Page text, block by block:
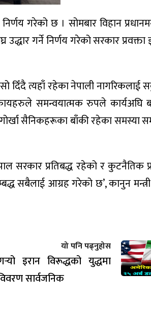
गरेको छ । सोमबार विहान
गर्ने निर्णय गरेको सरकार प्रवक्ता
दिँदै त्यहाँ रहेका नेपाली
समन्वयात्मक रुपले कार्यअघि
सैनिकहरूका बाँकी रहेका समस्या
सरकार प्रतिबद्ध रहेको र कुटनैतिक
सबैलाई आग्रह गरेको छ’, कानुन
यो पनि पढ्नुहोस
इरान विरूद्धको युद्धमा
सार्वजनिक